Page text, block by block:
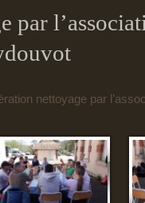
par
nettoyage par